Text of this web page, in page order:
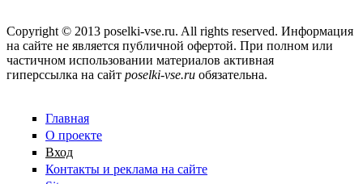
Copyright © 2013 poselki-vse.ru. All rights reserved. Информация
на сайте не является публичной офертой. При полном или
частичном использовании материалов активная
гиперссылка на сайт poselki-vse.ru​ обязательна.
Главная
О проекте
Вход
Контакты и реклама на сайте